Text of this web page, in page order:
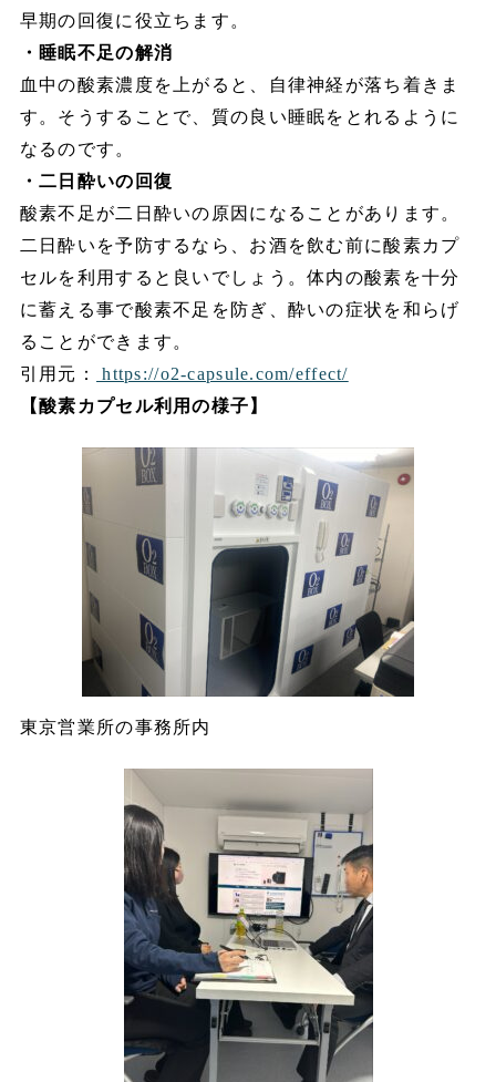
早期の回復に役立ちます。
・睡眠不足の解消
血中の酸素濃度を上がると、自律神経が落ち着きま
す。そうすることで、質の良い睡眠をとれるように
なるのです。
・二日酔いの回復
酸素不足が二日酔いの原因になることがあります。
二日酔いを予防するなら、お酒を飲む前に酸素カプ
セルを利用すると良いでしょう。体内の酸素を十分
に蓄える事で酸素不足を防ぎ、酔いの症状を和らげ
ることができます。
引用元：
https://o2-capsule.com/effect/
【酸素カプセル利用の様子】
東京営業所の事務所内